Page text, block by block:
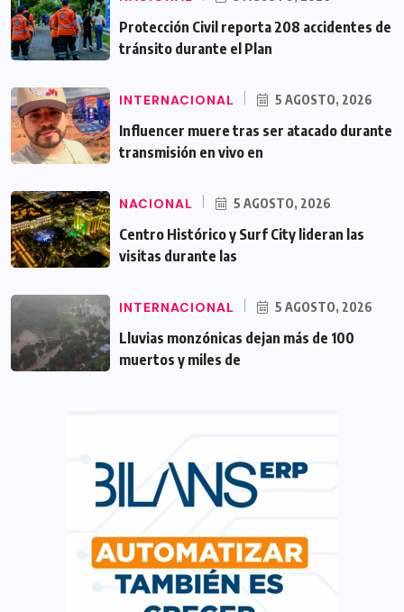
Protección Civil reporta 208 accidentes de
tránsito durante el Plan
INTERNACIONAL 5 AGOSTO, 2026
Influencer muere tras ser atacado durante
transmisión en vivo en
NACIONAL 5 AGOSTO, 2026
Centro Histórico y Surf City lideran las
visitas durante las
INTERNACIONAL 5 AGOSTO, 2026
Lluvias monzónicas dejan más de 100
muertos y miles de